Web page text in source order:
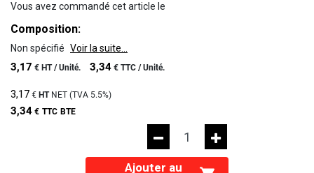
Vous avez commandé cet article le
Composition:
Non spécifié Voir la suite...
3,17 € HT /Unité. 3,34 € TTC /Unité.
3,17 € HTNET (TVA 5.5%)
3,34 € TTC BTE
Ajouter au